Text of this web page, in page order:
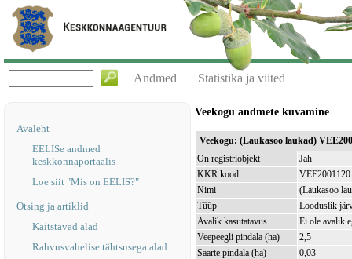
Andmed Statistika ja viited
Avaleht
EELISe andmed
keskkonnaportaalis
Loe siit "Mis on EELIS?"
Otsing ja artiklid
Kaitstavad alad
Rahvusvahelise tähtsusega alad
Veekogu andmete kuvamine
Veekogu: (Laukasoo laukad)
On registriobjekt
Jah
KKR kood
VEE2001120
Nimi
(Laukasoo
Tüüp
Looduslik
Avalik kasutatavus
Ei ole avalik
Veepeegli pindala (ha)
2,5
Saarte pindala (ha)
0,03